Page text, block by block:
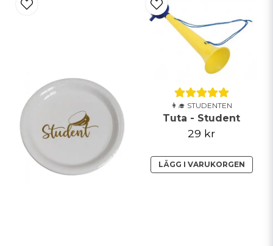
👩‍🎓 STUDENTEN
Tuta - Student
29 kr
LÄGG I VARUKORGEN